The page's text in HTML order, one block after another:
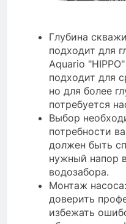
Глубина
подходит для
Aquario
подходит для
но для более
потребуется
Выбор
потребности
должен быть
нужный напор
водозабора.
Монтаж
доверить
избежать